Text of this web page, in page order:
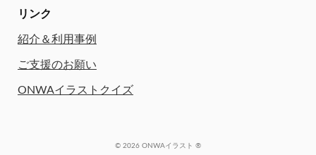
リンク
紹介＆利用事例
ご支援のお願い
ONWAイラストクイズ
© 2026 ONWAイラスト ®